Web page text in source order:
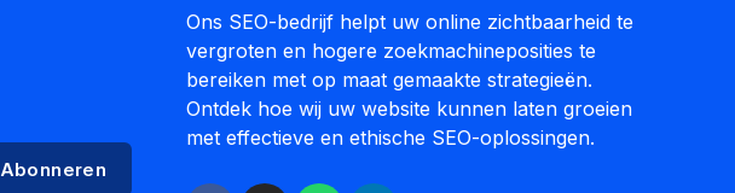
Abonneren
Ons SEO-bedrijf helpt uw online zichtbaarheid te
vergroten en hogere zoekmachineposities te
bereiken met op maat gemaakte strategieën.
Ontdek hoe wij uw website kunnen laten groeien
met effectieve en ethische SEO-oplossingen.